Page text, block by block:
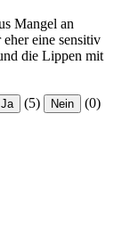
Mangel an
eine sensitiv
die Lippen mit
Ja (5) Nein (0)